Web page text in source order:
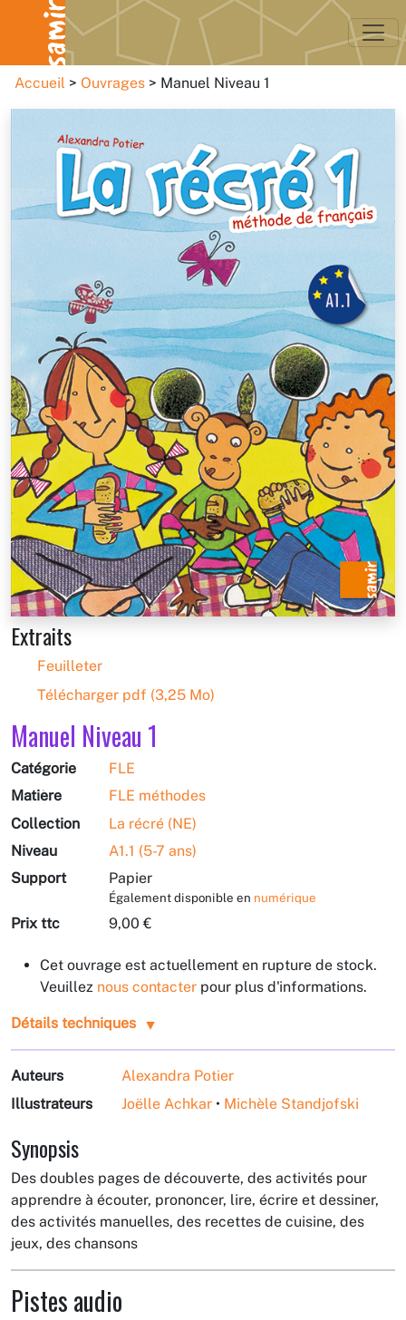
Accueil Ouvrages Manuel Niveau 1
Extraits
Feuilleter
Télécharger pdf (3,25 Mo)
Manuel Niveau 1
Catégorie
FLE
Matière
FLE méthodes
Collection
La récré (NE)
Niveau
A1.1 (5-7 ans)
Support
Papier
Également disponible en numérique
Prix ttc 9,00 €
Cet ouvrage est actuellement en rupture de stock.
Veuillez nous contacter pour plus d'informations.
Détails techniques
Auteurs
Alexandra Potier
Illustrateurs
Joëlle Achkar • Michèle Standjofski
Synopsis
Des doubles pages de découverte, des activités pour
apprendre à écouter, prononcer, lire, écrire et dessiner,
des activités manuelles, des recettes de cuisine, des
jeux, des chansons
Pistes audio